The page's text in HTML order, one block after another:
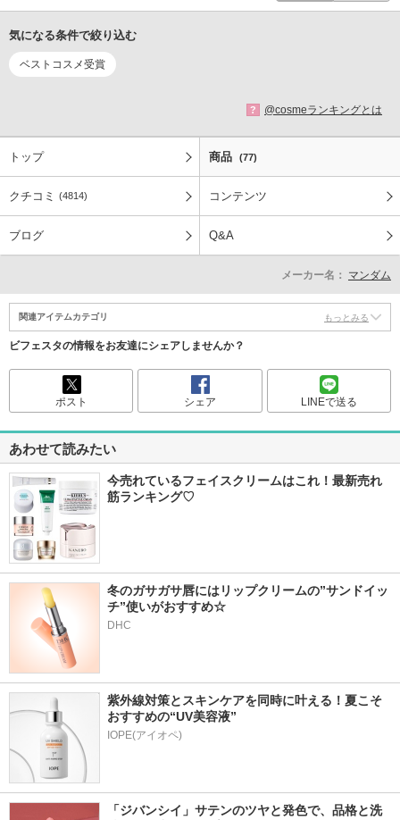
気になる条件で絞り込む
ベストコスメ受賞
? @cosmeランキングとは
トップ 商品 (77)
クチコミ (4814) コンテンツ
ブログ Q&A
メーカー名： マンダム
関連アイテムカテゴリ もっとみる
ビフェスタの情報をお友達にシェアしませんか？
ポスト シェア LINEで送る
あわせて読みたい
今売れているフェイスクリームはこれ！最新売れ
筋ランキング♡
冬のガサガサ唇にはリップクリームの”サンドイッ
チ”使いがおすすめ☆
DHC
紫外線対策とスキンケアを同時に叶える！夏こそ
おすすめの“UV美容液”
IOPE(アイオペ)
「ジバンシイ」サテンのツヤと発色で、品格と洗